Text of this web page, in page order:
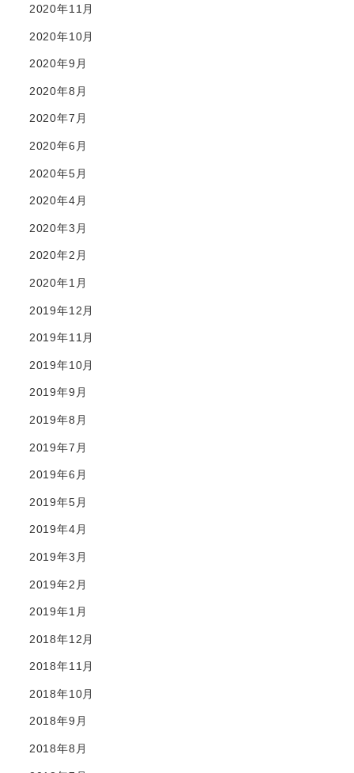
2020年11月
2020年10月
2020年9月
2020年8月
2020年7月
2020年6月
2020年5月
2020年4月
2020年3月
2020年2月
2020年1月
2019年12月
2019年11月
2019年10月
2019年9月
2019年8月
2019年7月
2019年6月
2019年5月
2019年4月
2019年3月
2019年2月
2019年1月
2018年12月
2018年11月
2018年10月
2018年9月
2018年8月